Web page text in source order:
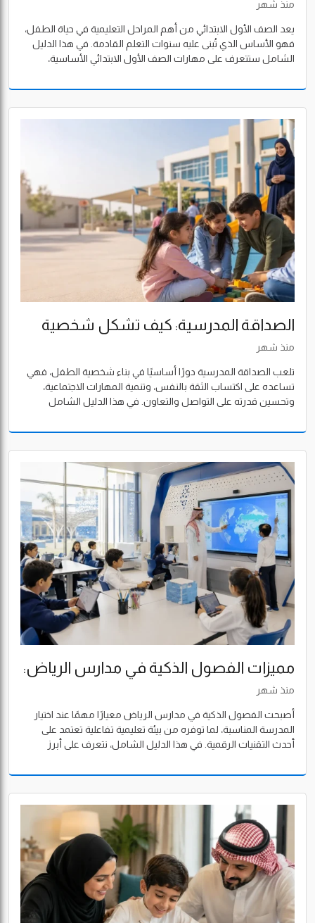
الأساسية؟ دليل شامل للوالدين 2026
منذ شهر
يعد الصف الأول الابتدائي من أهم المراحل التعليمية في حياة الطفل،
فهو الأساس الذي تُبنى عليه سنوات التعلم القادمة. في هذا الدليل
الشامل ستتعرف على مهارات الصف الأول الابتدائي الأساسية،
مدى جاهزية طفلك لبداية رحلته الدراسية بثقة ونجاح.
الصداقة المدرسية: كيف تشكل شخصية
الطفل وتبني مهاراته الاجتماعية؟
منذ شهر
تلعب الصداقة المدرسية دورًا أساسيًا في بناء شخصية الطفل، فهي
تساعده على اكتساب الثقة بالنفس، وتنمية المهارات الاجتماعية،
وتحسين قدرته على التواصل والتعاون. في هذا الدليل الشامل
والمدرسة دعم الطفل لتكوين علاقات إيجابية تعزز نموه الأكاديمي
مميزات الفصول الذكية في مدارس الرياض:
دليل شامل لاختيار مدرسة تواكب مستقبل
التعليم
منذ شهر
أصبحت الفصول الذكية في مدارس الرياض معيارًا مهمًا عند اختيار
المدرسة المناسبة، لما توفره من بيئة تعليمية تفاعلية تعتمد على
أحدث التقنيات الرقمية. في هذا الدليل الشامل، نتعرف على أبرز
يجب مراعاته عند المقارنة بين المدارس.